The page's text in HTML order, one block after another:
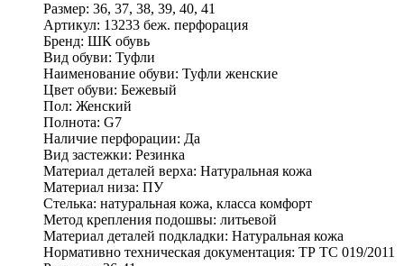
Размер: 36, 37, 38, 39, 40, 41
Артикул: 13233 беж. перфорация
Бренд: ШК обувь
Вид обуви: Туфли
Наименование обуви: Туфли женские
Цвет обуви: Бежевый
Пол: Женский
Полнота: G7
Наличие перфорации: Да
Вид застежки: Резинка
Материал деталей верха: Натуральная кожа
Материал низа: ПУ
Стелька: натуральная кожа, класса комфорт
Метод крепления подошвы: литьевой
Материал деталей подкладки: Натуральная кожа
Нормативно техническая документация: ТР ТС 019/2011